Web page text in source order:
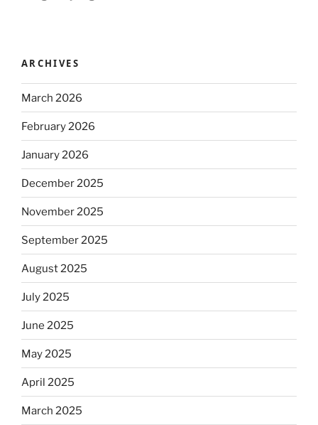
ARCHIVES
March 2026
February 2026
January 2026
December 2025
November 2025
September 2025
August 2025
July 2025
June 2025
May 2025
April 2025
March 2025